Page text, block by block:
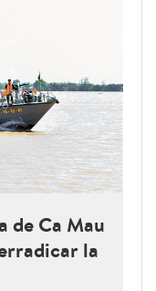
de Ca Mau
la